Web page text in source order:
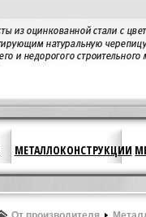
МЕТАЛЛОКОНСТРУКЦИИ